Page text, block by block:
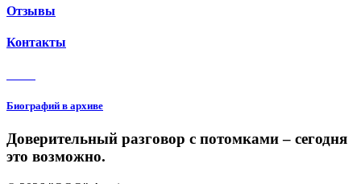
Отзывы
Контакты
Биографий в архиве
Доверительный разговор с потомками – сегодня
это возможно.